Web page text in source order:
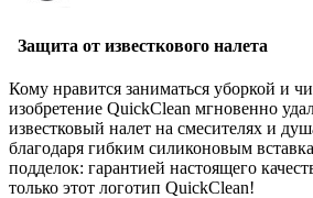
Защита от известкового налета
Кому нравится заниматься уборкой и
изобретение QuickClean мгновенно
известковый налет на смесителях и
благодаря гибким силиконовым
подделок: гарантией настоящего
только этот логотип QuickClean!